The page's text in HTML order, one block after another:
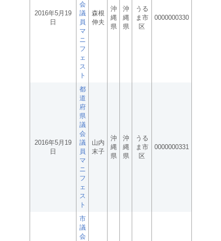
2016年5月19
日
会
議
員
マ
ニ
フ
ェ
ス
ト
森根
伸夫
沖
縄
県
沖
縄
県
うる
ま市
区
0000000330
2016年5月19
日
都
道
府
県
議
会
議
員
マ
ニ
フ
ェ
ス
ト
山内
末子
沖
縄
県
沖
縄
県
うる
ま市
区
0000000331
市
議
会